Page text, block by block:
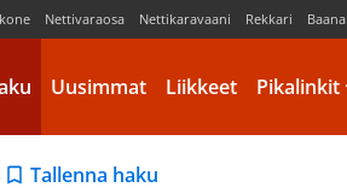
Nettivaraosa Nettikaravaani Rekkari Baana
Uusimmat Liikkeet Pikalinkit
Tallenna haku